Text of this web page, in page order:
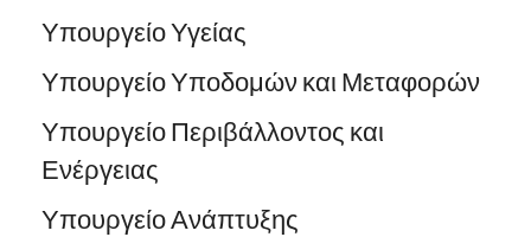
Υπουργείο Υγείας
Υπουργείο Υποδομών και Μεταφορών
Υπουργείο Περιβάλλοντος και
Ενέργειας
Υπουργείο Ανάπτυξης